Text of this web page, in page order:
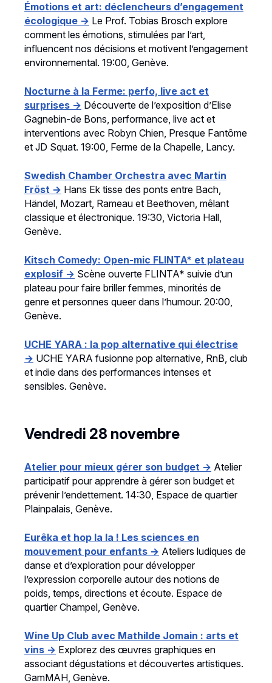
Émotions et art: déclencheurs d’engagement
écologique → Le Prof. Tobias Brosch explore
comment les émotions, stimulées par l’art,
influencent nos décisions et motivent l’engagement
environnemental. 19:00, Genève.
Nocturne à la Ferme: perfo, live act et
surprises → Découverte de l’exposition d’Elise
Gagnebin-de Bons, performance, live act et
interventions avec Robyn Chien, Presque Fantôme
et JD Squat. 19:00, Ferme de la Chapelle, Lancy.
Swedish Chamber Orchestra avec Martin
Fröst → Hans Ek tisse des ponts entre Bach,
Händel, Mozart, Rameau et Beethoven, mêlant
classique et électronique. 19:30, Victoria Hall,
Genève.
Kitsch Comedy: Open-mic FLINTA* et plateau
explosif → Scène ouverte FLINTA* suivie d’un
plateau pour faire briller femmes, minorités de
genre et personnes queer dans l’humour. 20:00,
Genève.
UCHE YARA : la pop alternative qui électrise
→ UCHE YARA fusionne pop alternative, RnB, club
et indie dans des performances intenses et
sensibles. Genève.
Vendredi 28 novembre
Atelier pour mieux gérer son budget → Atelier
participatif pour apprendre à gérer son budget et
prévenir l’endettement. 14:30, Espace de quartier
Plainpalais, Genève.
Eurêka et hop la la ! Les sciences en
mouvement pour enfants → Ateliers ludiques de
danse et d’exploration pour développer
l’expression corporelle autour des notions de
poids, temps, directions et écoute. Espace de
quartier Champel, Genève.
Wine Up Club avec Mathilde Jomain : arts et
vins → Explorez des œuvres graphiques en
associant dégustations et découvertes artistiques.
GamMAH, Genève.